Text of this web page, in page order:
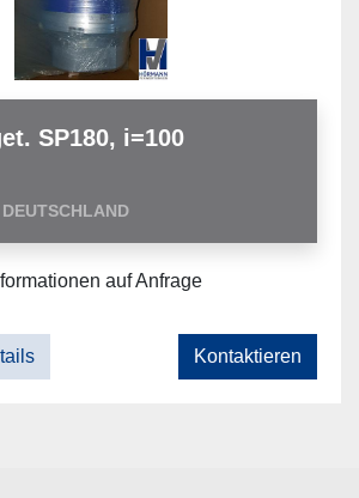
SP180, i=100
auf Anfrage
Kontaktieren